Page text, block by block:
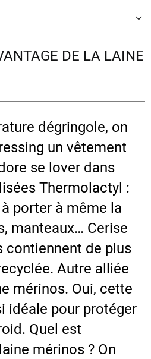
DE LA LAINE
dégringole, on
un vêtement
se lover dans
Thermolactyl :
porter à même la
manteaux… Cerise
contiennent de plus
Autre alliée
mérinos. Oui, cette
idéale pour protéger
Quel est
mérinos ? On